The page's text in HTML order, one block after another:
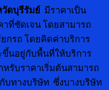
วัดบุรีรัมย์ มีราคาเป็น
ที่ชัดเจน โดยสามารถ
กรถ โดยคิดค่าบริการ
ขึ้นอยู่กับพื้นที่ให้บริการ
รับราคาเริ่มต้นสามารถ
บทางบริษัท ซึ่งบางบริษัท